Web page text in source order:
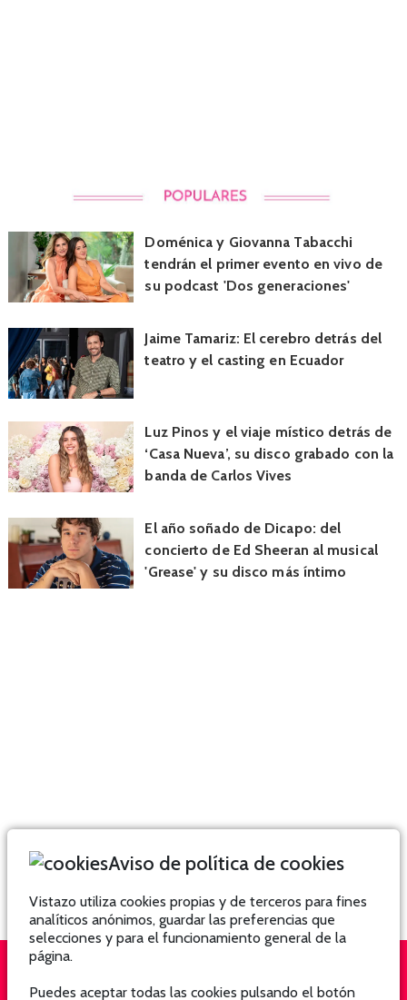
Doménica y Giovanna Tabacchi
tendrán el primer evento en vivo de
su podcast 'Dos generaciones'
Jaime Tamariz: El cerebro detrás del
teatro y el casting en Ecuador
Luz Pinos y el viaje místico detrás de
‘Casa Nueva’, su disco grabado con la
banda de Carlos Vives
El año soñado de Dicapo: del
concierto de Ed Sheeran al musical
'Grease' y su disco más íntimo
Aviso de política de cookies
Vistazo utiliza cookies propias y de terceros para fines
analíticos anónimos, guardar las preferencias que
selecciones y para el funcionamiento general de la
página.
Puedes aceptar todas las cookies pulsando el botón